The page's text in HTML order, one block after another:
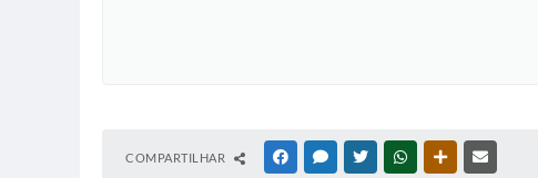
COMPARTILHAR FACEBOOKMESSENGER
TWITTERWHATSAPPOUTRAS MÍDIAS